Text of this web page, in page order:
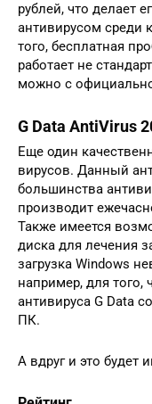
рублей, что делает
антивирусом среди
того, бесплатная
работает не
можно с
G Data AntiVirus
Еще один
вирусов. Данный
большинства
производит
Также имеется
диска для лечения
загрузка Windows
например, для того,
антивируса G Data
ПК.
А вдруг и это будет